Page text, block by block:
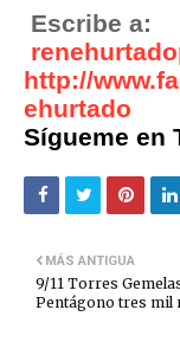
Escribe a:
http://
ehurtado
Sígueme en
MÁS ANTIGUA
9/11 Torres
Pentágono tres mil